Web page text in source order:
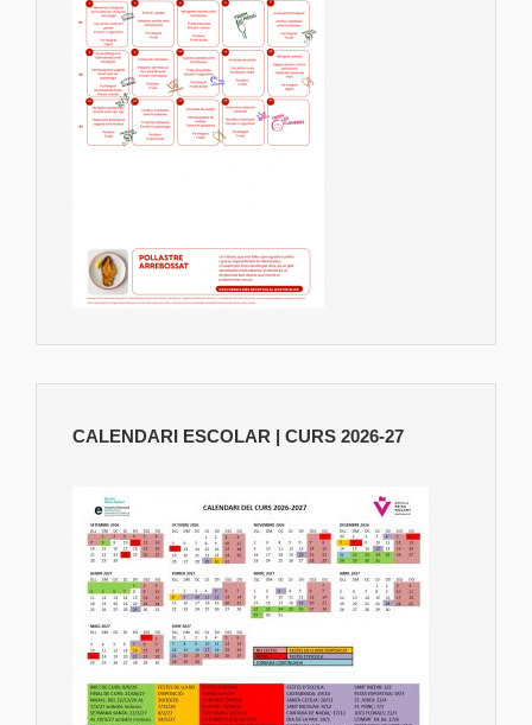
CALENDARI ESCOLAR | CURS 2026-27